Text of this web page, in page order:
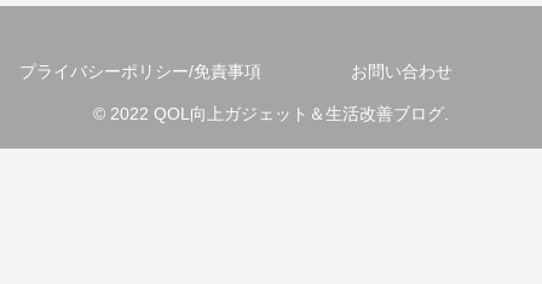
プライバシーポリシー/免責事項 お問い合わせ
© 2022 QOL向上ガジェット＆生活改善ブログ.